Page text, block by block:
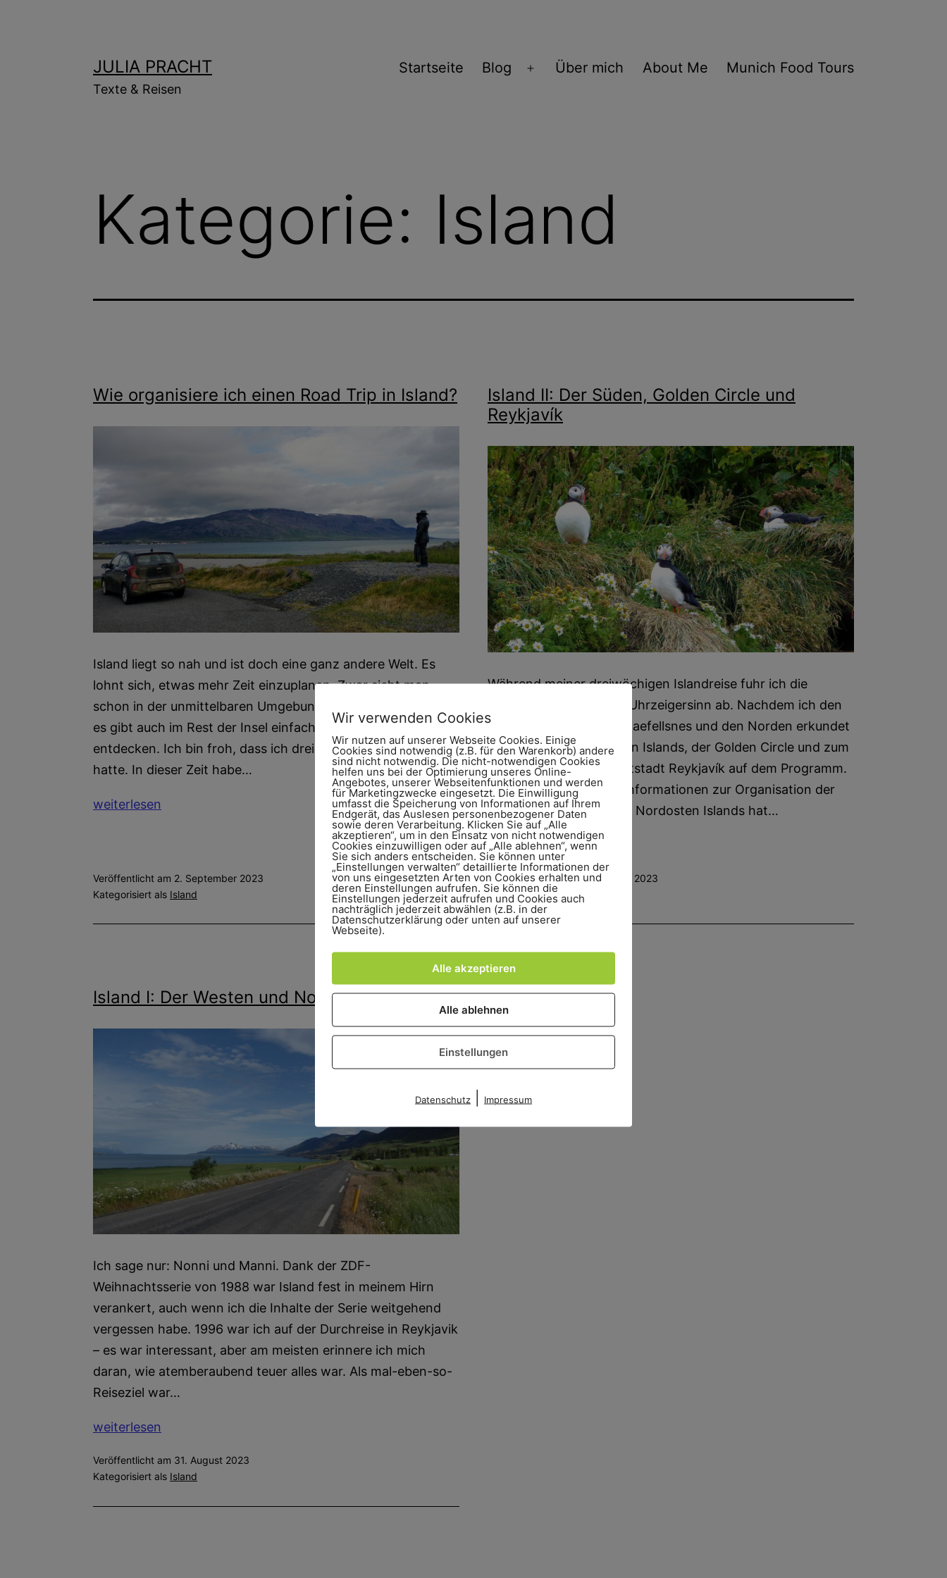
JULIA PRACHT
Texte & Reisen
Startseite Blog
Menü
Über mich About Me Munich Food Tours
Kategorie: Island
Wie organisiere ich einen Road Trip in Island?
Island liegt so nah und ist doch eine ganz andere Welt. Es
lohnt sich, etwas mehr Zeit einzuplanen. Zwar sieht man
schon in der unmittelbaren Umgebung Reykjavíks viel, aber
es gibt auch im Rest der Insel einfach unglaublich viel zu
entdecken. Ich bin froh, dass ich drei Wochen zur Verfügung
hatte. In dieser Zeit habe…
Wie
Road
Trip
in
weiterlesen
Veröffentlicht am 2. September 2023
Kategorisiert als Island
Island II: Der Süden, Golden Circle und
Reykjavík
Während meiner dreiwöchigen Islandreise fuhr ich die
gesamte Ringstraße im Uhrzeigersinn ab. Nachdem ich den
Westen, die Halbinsel Snaefellsnes und den Norden erkundet
hatte, standen der Süden Islands, der Golden Circle und zum
Abschluss die Inselhauptstadt Reykjavík auf dem Programm.
Hier findest Du zudem Informationen zur Organisation der
Reise. Der Südosten Der Nordosten Islands hat…
Island
II:
Der
Süden,
Golden
und
Reykjavík
weiterlesen
Veröffentlicht am2. September 2023
Kategorisiert alsIsland
Island I: Der Westen und Norden
Ich sage nur: Nonni und Manni. Dank der ZDF-
Weihnachtsserie von 1988 war Island fest in meinem Hirn
verankert, auch wenn ich die Inhalte der Serie weitgehend
vergessen habe. 1996 war ich auf der Durchreise in Reykjavik
– es war interessant, aber am meisten erinnere ich mich
daran, wie atemberaubend teuer alles war. Als mal-eben-so-
Reiseziel war…
Island
Der
Westen
und
weiterlesen
Veröffentlicht am 31. August 2023
Kategorisiert als Island
Wir verwenden Cookies
Wir nutzen auf unserer Webseite Cookies. Einige
Cookies sind notwendig (z.B. für den Warenkorb) andere
sind nicht notwendig. Die nicht-notwendigen Cookies
helfen uns bei der Optimierung unseres Online-
Angebotes, unserer Webseitenfunktionen und werden
für Marketingzwecke eingesetzt. Die Einwilligung
umfasst die Speicherung von Informationen auf Ihrem
Endgerät, das Auslesen personenbezogener Daten
sowie deren Verarbeitung. Klicken Sie auf „Alle
akzeptieren“, um in den Einsatz von nicht notwendigen
Cookies einzuwilligen oder auf „Alle ablehnen“, wenn
Sie sich anders entscheiden. Sie können unter
„Einstellungen verwalten“ detaillierte Informationen der
von uns eingesetzten Arten von Cookies erhalten und
deren Einstellungen aufrufen. Sie können die
Einstellungen jederzeit aufrufen und Cookies auch
nachträglich jederzeit abwählen (z.B. in der
Datenschutzerklärung oder unten auf unserer
Webseite).
Alle akzeptieren
Alle ablehnen
Einstellungen
Datenschutz Impressum